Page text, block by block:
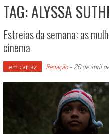
TAG: ALYSSA
Estreias da semana: as
cinema
em cartaz Redação- 20 de abril